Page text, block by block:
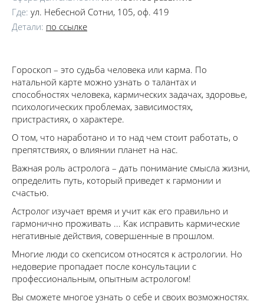
Где: ул. Небесной Сотни, 105, оф. 419
Детали: по ссылке
Гороскоп – это судьба человека или карма. По
натальной карте можно узнать о талантах и
способностях человека, кармических задачах, здоровье,
психологических проблемах, зависимостях,
пристрастиях, о характере.
О том, что наработано и то над чем стоит работать, о
препятствиях, о влиянии планет на нас.
Важная роль астролога – дать понимание смысла жизни,
определить путь, который приведет к гармонии и
счастью.
Астролог изучает время и учит как его правильно и
гармонично проживать ... Как исправить кармические
негативные действия, совершенные в прошлом.
Многие люди со скепсисом относятся к астрологии. Но
недоверие пропадает после консультации с
профессиональным, опытным астрологом!
Вы сможете многое узнать о себе и своих возможностях.